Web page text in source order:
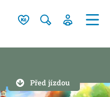
Před jízdou